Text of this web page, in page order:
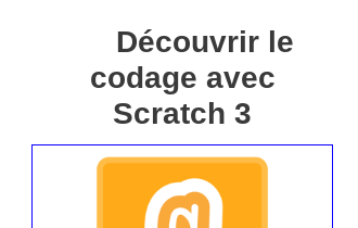
Découvrir le
codage avec
Scratch 3